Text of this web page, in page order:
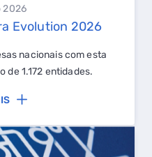
2026
Evolution 2026
nacionais com esta
de 1.172 entidades.